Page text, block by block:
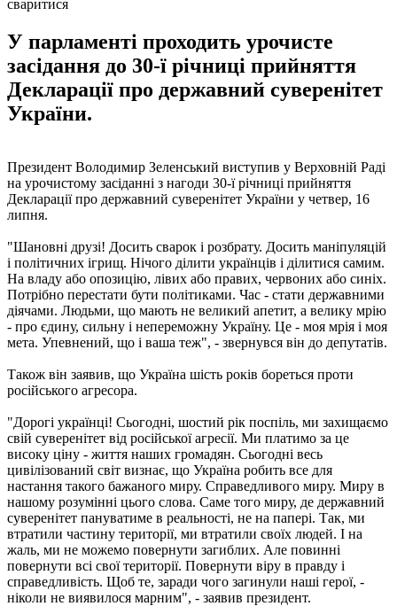
У парламенті проходить урочисте
засідання до 30-ї річниці прийняття
Декларації про державний суверенітет
України.
Президент Володимир Зеленський виступив у Верховній Раді
на урочистому засіданні з нагоди 30-ї річниці прийняття
Декларації про державний суверенітет України у четвер, 16
липня.
"Шановні друзі! Досить сварок і розбрату. Досить маніпуляцій
і політичних ігрищ. Нічого ділити українців і ділитися самим.
На владу або опозицію, лівих або правих, червоних або синіх.
Потрібно перестати бути політиками. Час - стати державними
діячами. Людьми, що мають не великий апетит, а велику мрію
- про єдину, сильну і непереможну Україну. Це - моя мрія і моя
мета. Упевнений, що і ваша теж", - звернувся він до депутатів.
Також він заявив, що Україна шість років бореться проти
російського агресора.
"Дорогі українці! Сьогодні, шостий рік поспіль, ми захищаємо
свій суверенітет від російської агресії. Ми платимо за це
високу ціну - життя наших громадян. Сьогодні весь
цивілізований світ визнає, що Україна робить все для
настання такого бажаного миру. Справедливого миру. Миру в
нашому розумінні цього слова. Саме того миру, де державний
суверенітет пануватиме в реальності, не на папері. Так, ми
втратили частину території, ми втратили своїх людей. І на
жаль, ми не можемо повернути загиблих. Але повинні
повернути всі свої території. Повернути віру в правду і
справедливість. Щоб те, заради чого загинули наші герої, -
ніколи не виявилося марним", - заявив президент.